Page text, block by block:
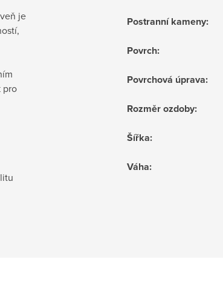
je
pro
Postranní kameny:
Povrch:
Povrchová úprava:
Rozměr ozdoby:
Šířka:
Váha: